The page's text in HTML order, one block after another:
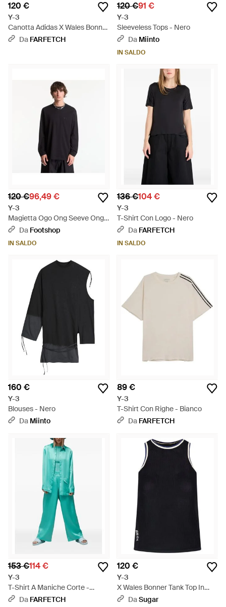
120 €
Y-3
Canotta Adidas X Wales Bonner
- Nero
Da FARFETCH
120 €91 €
Y-3
Sleeveless Tops - Nero
Da Miinto
IN SALDO
120 €96,49 €
Y-3
Magietta Ogo Ong Seeve Ong-
Seeve Top Back - Nero
Da Footshop
IN SALDO
136 €104 €
Y-3
T-Shirt Con Logo - Nero
Da FARFETCH
IN SALDO
160 €
Y-3
Blouses - Nero
Da Miinto
89 €
Y-3
T-Shirt Con Righe - Bianco
Da FARFETCH
153 €114 €
Y-3
T-Shirt A Maniche Corte -
Verde
Da FARFETCH
120 €
Y-3
X Wales Bonner Tank Top In
Mesh - Nero
DaSugar